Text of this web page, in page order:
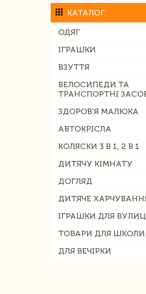
КАТАЛОГ
ОДЯГ
ІГРАШКИ
ВЗУТТЯ
ВЕЛОСИПЕДИ ТА
ТРАНСПОРТНІ
ЗДОРОВ'Я МАЛЮКА
АВТОКРІСЛА
КОЛЯСКИ 3 В 1, 2 В 1
ДИТЯЧУ КІМНАТУ
ДОГЛЯД
ДИТЯЧЕ
ІГРАШКИ ДЛЯ
ТОВАРИ ДЛЯ ШКОЛИ
ДЛЯ ВЕЧІРКИ